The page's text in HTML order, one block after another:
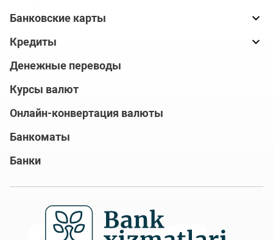
Банковские карты
Кредиты
Денежные переводы
Курсы валют
Онлайн-конвертация валюты
Банкоматы
Банки